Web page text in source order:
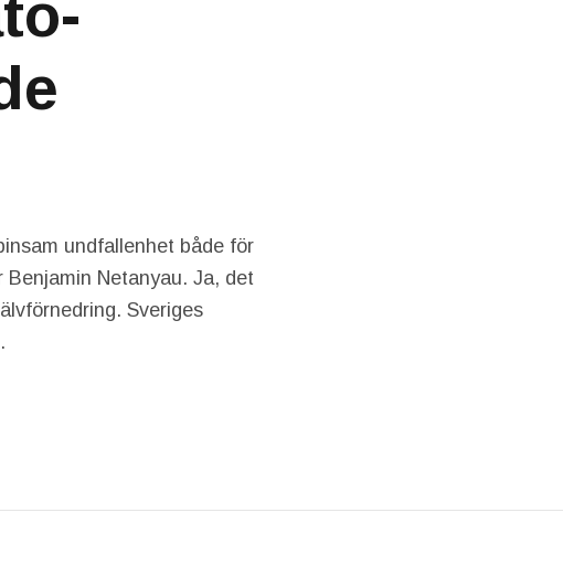
undfallenhet både för
Netanyau. Ja, det
Sveriges